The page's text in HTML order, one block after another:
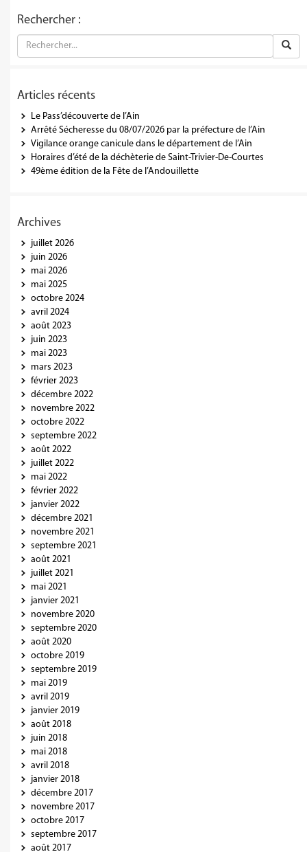
Rechercher :
Articles récents
Le Pass’découverte de l’Ain
Arrêté Sécheresse du 08/07/2026 par la préfecture de l’Ain
Vigilance orange canicule dans le département de l’Ain
Horaires d’été de la déchèterie de Saint-Trivier-De-Courtes
49ème édition de la Fête de l’Andouillette
Archives
juillet 2026
juin 2026
mai 2026
mai 2025
octobre 2024
avril 2024
août 2023
juin 2023
mai 2023
mars 2023
février 2023
décembre 2022
novembre 2022
octobre 2022
septembre 2022
août 2022
juillet 2022
mai 2022
février 2022
janvier 2022
décembre 2021
novembre 2021
septembre 2021
août 2021
juillet 2021
mai 2021
janvier 2021
novembre 2020
septembre 2020
août 2020
octobre 2019
septembre 2019
mai 2019
avril 2019
janvier 2019
août 2018
juin 2018
mai 2018
avril 2018
janvier 2018
décembre 2017
novembre 2017
octobre 2017
septembre 2017
août 2017